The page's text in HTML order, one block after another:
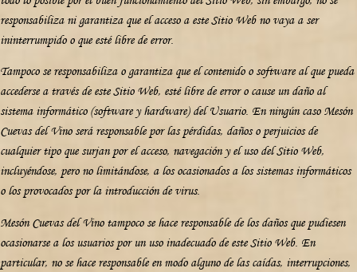
responsabiliza ni garantiza que el acceso a este Sitio Web no vaya a ser
ininterrumpido o que esté libre de error.
Tampoco se responsabiliza o garantiza que el contenido o software al que pueda
accederse a través de este Sitio Web, esté libre de error o cause un daño al
sistema informático (software y hardware) del Usuario. En ningún caso Mesón
Cuevas del Vino será responsable por las pérdidas, daños o perjuicios de
cualquier tipo que surjan por el acceso, navegación y el uso del Sitio Web,
incluyéndose, pero no limitándose, a los ocasionados a los sistemas informáticos
o los provocados por la introducción de virus.
Mesón Cuevas del Vino tampoco se hace responsable de los daños que pudiesen
ocasionarse a los usuarios por un uso inadecuado de este Sitio Web. En
particular, no se hace responsable en modo alguno de las caídas, interrupciones,